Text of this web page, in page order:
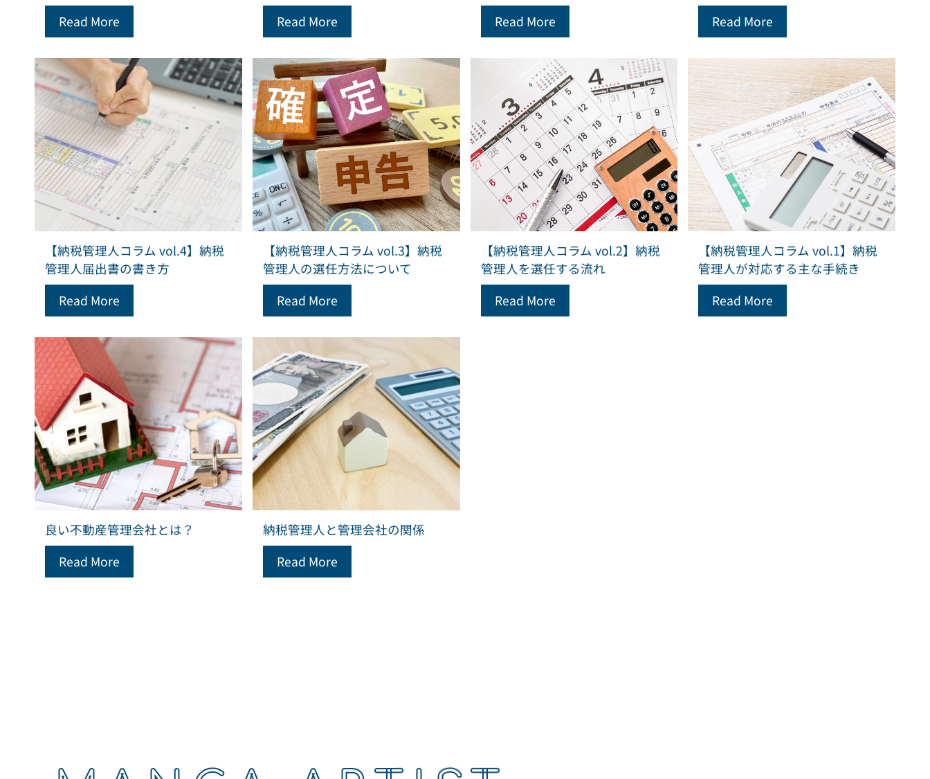
Read More
Read More Read More Read More
【納税管理人コラム vol.4】納税
管理人届出書の書き方
Read More
【納税管理人コラム vol.3】納税
管理人の選任方法について
Read More
【納税管理人コラム vol.2】納税
管理人を選任する流れ
Read More
【納税管理人コラム vol.1】納税
管理人が対応する主な手続き
Read More
良い不動産管理会社とは？
Read More
納税管理人と管理会社の関係
Read More